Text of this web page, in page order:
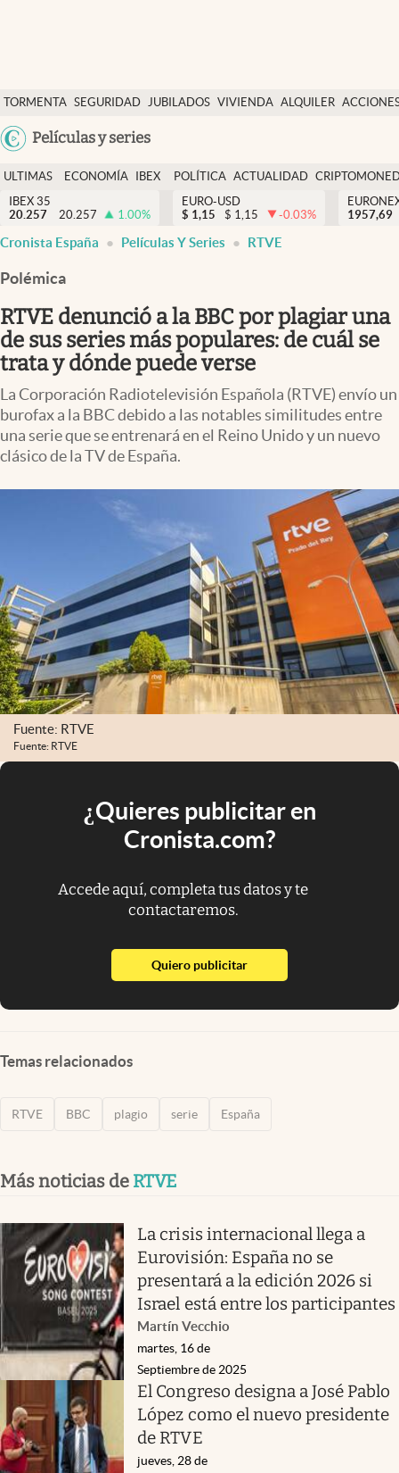
TORMENTA SEGURIDAD JUBILADOS VIVIENDA ALQUILER
USA
Películas y series
Economía y finanzas
Política
Actualidad
Criptomonedas
España
ULTIMAS
NOTICIAS
ECONOMÍA
FINANZAS
IBEX
EURO
POLÍTICA ACTUALIDAD
IBEX 35
20.257
20.257 1.00%
EURO-USD
$ 1,15 $ 1,15 -0.03%
1957,69
Cronista España Películas Y Series RTVE
Polémica
RTVE denunció a la BBC por plagiar una
de sus series más populares: de cuál se
trata y dónde puede verse
La Corporación Radiotelevisión Española (RTVE) envío un
burofax a la BBC debido a las notables similitudes entre
una serie que se entrenará en el Reino Unido y un nuevo
clásico de la TV de España.
Fuente: RTVE
Fuente: RTVE
¿Quieres publicitar en
Cronista.com?
Accede aquí, completa tus datos y te
contactaremos.
Quiero publicitarabre en nueva pestaña
Temas relacionados
RTVE BBC plagio serie España
Más noticias de RTVE
La crisis internacional llega a
Eurovisión: España no se
presentará a la edición 2026 si
Israel está entre los participantes
Martín Vecchio
martes, 16 de
Septiembre de 2025
El Congreso designa a José Pablo
López como el nuevo presidente
de RTVE
jueves, 28 de